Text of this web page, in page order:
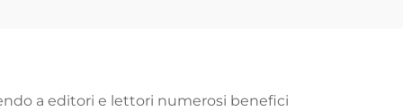
a editori e lettori numerosi benefici